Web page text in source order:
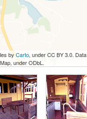
byCarto, under CC BY 3.0. Data
under ODbL.